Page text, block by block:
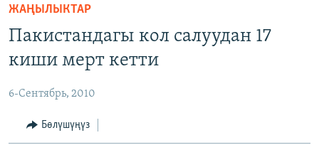
өтүңүз
Издөөгө
салыңыз
ЭКОНОМИКА
МАДАНИЯТ
БОРБОР АЗИЯ
АТАЙЫН ИЛИКТӨӨ
ТВ ПРОГРАММАЛАР
ЖАҢЫЛЫКТАР
Пакистандагы кол салуудан 17
киши мерт кетти
6-Сентябрь, 2010
Бөлүшүңүз